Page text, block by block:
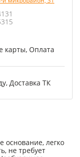
карты, Оплата
Доставка ТК
основание, легко
не требует